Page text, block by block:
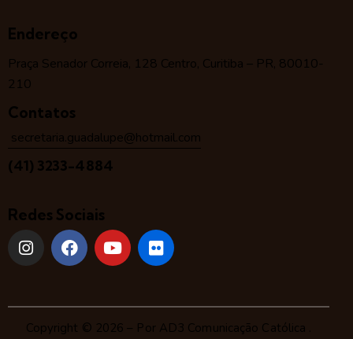
Endereço
Praça Senador Correia, 128 Centro, Curitiba – PR, 80010-
210
Contatos
secretaria.guadalupe@hotmail.com
(41) 3233-4884
Redes Sociais
Copyright © 2026 – Por AD3 Comunicação Católica .